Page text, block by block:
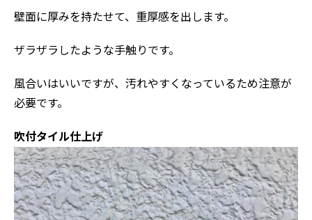
壁面に厚みを持たせて、重厚感を出します。
ザラザラしたような手触りです。
風合いはいいですが、汚れやすくなっているため注意が
必要です。
吹付タイル仕上げ